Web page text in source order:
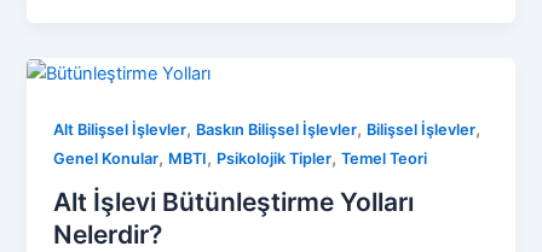
Alt Bilişsel İşlevler, Baskın Bilişsel İşlevler, Bilişsel İşlevler,
Genel Konular, MBTI, Psikolojik Tipler,Temel Teori
Alt İşlevi Bütünleştirme Yolları
Nelerdir?